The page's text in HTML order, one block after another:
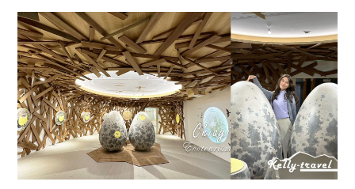
首
選，
嘉
義
景
點
「鰲
鼓
濕
地
森
林
園
區」
360
度
賞
鳥